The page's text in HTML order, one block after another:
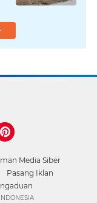
Media Siber
Pasang Iklan